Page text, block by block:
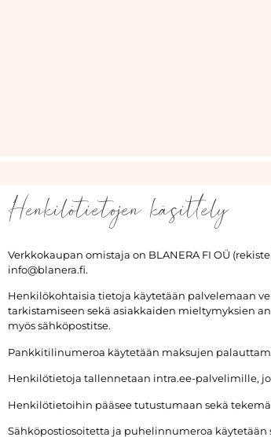
Henkilötietojen käsittely
Verkkokaupan omistaja on BLANERA FI OÜ
info@blanera.fi.
Henkilökohtaisia tietoja käytetään palvelemaan
tarkistamiseen sekä asiakkaiden mieltymyksien
myös sähköpostitse.
Pankkitilinumeroa käytetään maksujen
Henkilötietoja tallennetaan intra.ee-palvelimille,
Henkilötietoihin pääsee tutustumaan sekä
Sähköpostiosoitetta ja puhelinnumeroa